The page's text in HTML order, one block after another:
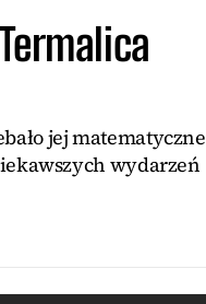
jej matematyczne
wydarzeń